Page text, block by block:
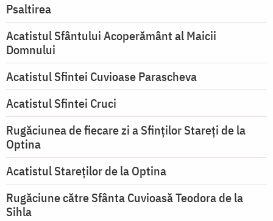
Psaltirea
Acatistul Sfântului Acoperământ al Maicii
Domnului
Acatistul Sfintei Cuvioase Parascheva
Acatistul Sfintei Cruci
Rugăciunea de fiecare zi a Sfinților Stareți de la
Optina
Acatistul Stareţilor de la Optina
Rugăciune către Sfânta Cuvioasă Teodora de la
Sihla